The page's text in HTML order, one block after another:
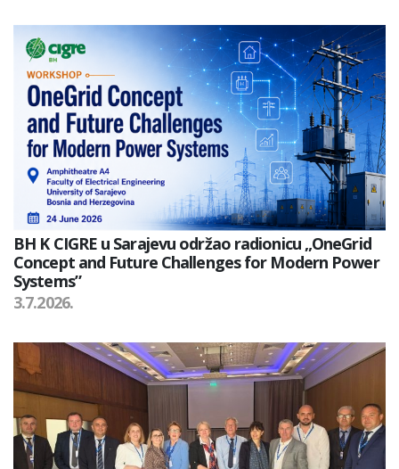
BH K CIGRE u Sarajevu održao radionicu „OneGrid
Concept and Future Challenges for Modern Power
Systems”
3.7.2026.